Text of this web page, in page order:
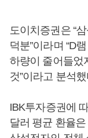
도이치증권은 “
덕분”이라며 “D
하량이 줄어들었
것”이라고 분석
IBK투자증권에
달러 평균 환율